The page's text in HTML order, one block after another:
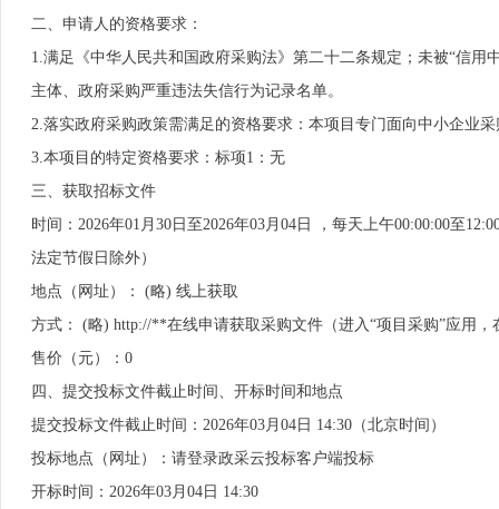
二、申请人的资格要求：
1.满足《中华人民共和国政府采购法》第二十二条规定；未被“信
主体、政府采购严重违法失信行为记录名单。
2.落实政府采购政策需满足的资格要求：本项目专门面向中小企业
3.本项目的特定资格要求：标项1：无
三、获取招标文件
时间：2026年01月30日至2026年03月04日 ，每天上午00:00:00至
法定节假日除外）
地点（网址）： (略) 线上获取
方式： (略) http://**在线申请获取采购文件（进入“项目采购”应用
售价（元）：0
四、提交投标文件截止时间、开标时间和地点
提交投标文件截止时间：2026年03月04日 14:30（北京时间）
投标地点（网址）：请登录政采云投标客户端投标
开标时间：2026年03月04日 14:30